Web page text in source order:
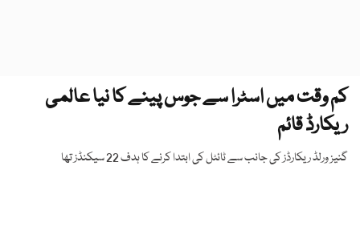
کم وقت میں اسٹرا سے جوس پینے کا نیا عالمی
ریکارڈ قائم
گنیز ورلڈ ریکارڈز کی جانب سے ٹائٹل کی ابتدا کرنے کا ہدف 22 سیکنڈز تھا